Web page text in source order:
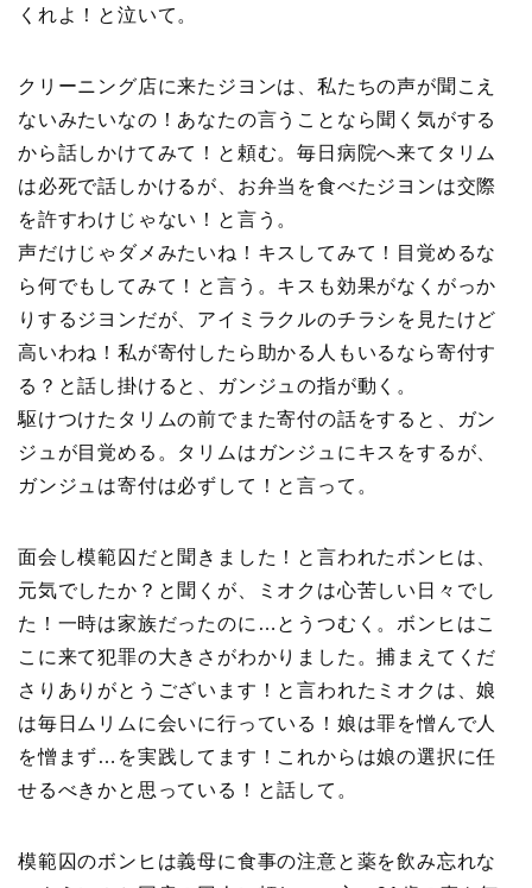
くれよ！と泣いて。
クリーニング店に来たジヨンは、私たちの声が聞こえ
ないみたいなの！あなたの言うことなら聞く気がする
から話しかけてみて！と頼む。毎日病院へ来てタリム
は必死で話しかけるが、お弁当を食べたジヨンは交際
を許すわけじゃない！と言う。
声だけじゃダメみたいね！キスしてみて！目覚めるな
ら何でもしてみて！と言う。キスも効果がなくがっか
りするジヨンだが、アイミラクルのチラシを見たけど
高いわね！私が寄付したら助かる人もいるなら寄付す
る？と話し掛けると、ガンジュの指が動く。
駆けつけたタリムの前でまた寄付の話をすると、ガン
ジュが目覚める。タリムはガンジュにキスをするが、
ガンジュは寄付は必ずして！と言って。
面会し模範囚だと聞きました！と言われたボンヒは、
元気でしたか？と聞くが、ミオクは心苦しい日々でし
た！一時は家族だったのに…とうつむく。ボンヒはこ
こに来て犯罪の大きさがわかりました。捕まえてくだ
さりありがとうございます！と言われたミオクは、娘
は毎日ムリムに会いに行っている！娘は罪を憎んで人
を憎まず…を実践してます！これからは娘の選択に任
せるべきかと思っている！と話して。
模範囚のボンヒは義母に食事の注意と薬を飲み忘れな